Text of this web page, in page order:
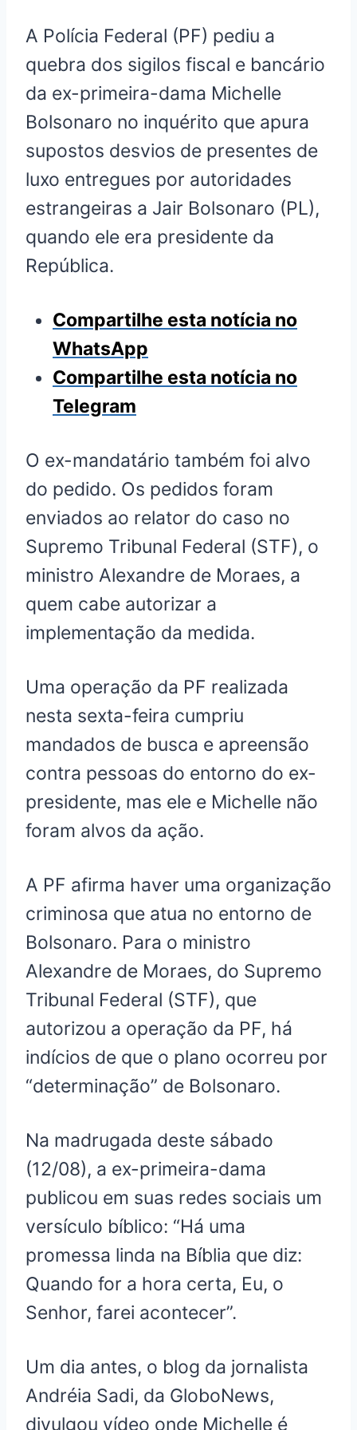
A Polícia Federal (PF) pediu a
quebra dos sigilos fiscal e bancário
da ex-primeira-dama Michelle
Bolsonaro no inquérito que apura
supostos desvios de presentes de
luxo entregues por autoridades
estrangeiras a Jair Bolsonaro (PL),
quando ele era presidente da
República.
Compartilhe esta notícia no
WhatsApp
Compartilhe esta notícia no
Telegram
O ex-mandatário também foi alvo
do pedido. Os pedidos foram
enviados ao relator do caso no
Supremo Tribunal Federal (STF), o
ministro Alexandre de Moraes, a
quem cabe autorizar a
implementação da medida.
Uma operação da PF realizada
nesta sexta-feira cumpriu
mandados de busca e apreensão
contra pessoas do entorno do ex-
presidente, mas ele e Michelle não
foram alvos da ação.
A PF afirma haver uma organização
criminosa que atua no entorno de
Bolsonaro. Para o ministro
Alexandre de Moraes, do Supremo
Tribunal Federal (STF), que
autorizou a operação da PF, há
indícios de que o plano ocorreu por
“determinação” de Bolsonaro.
Na madrugada deste sábado
(12/08), a ex-primeira-dama
publicou em suas redes sociais um
versículo bíblico: “Há uma
promessa linda na Bíblia que diz:
Quando for a hora certa, Eu, o
Senhor, farei acontecer”.
Um dia antes, o blog da jornalista
Andréia Sadi, da GloboNews,
divulgou vídeo onde Michelle é